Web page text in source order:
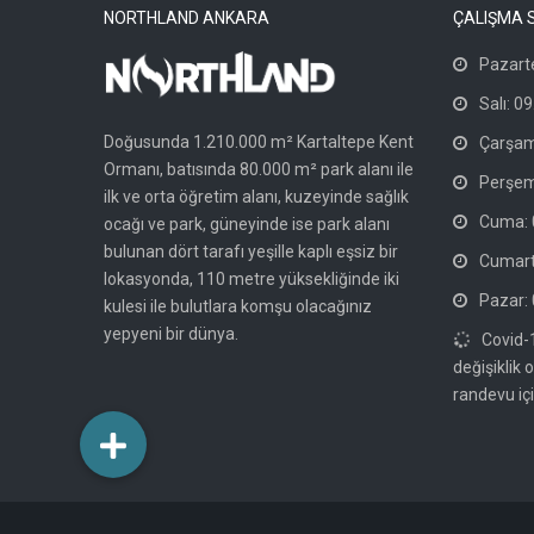
NORTHLAND ANKARA
Doğusunda 1.210.000 m² Kartaltepe Kent
Ormanı, batısında 80.000 m² park alanı ile
ilk ve orta öğretim alanı, kuzeyinde sağlık
ocağı ve park, güneyinde ise park alanı
bulunan dört tarafı yeşille kaplı eşsiz bir
lokasyonda, 110 metre yüksekliğinde iki
kulesi ile bulutlara komşu olacağınız
yepyeni bir dünya.
ÇALIŞMA
Salı:
Cuma:
Pazar:
Covid-
değişiklik
randevu